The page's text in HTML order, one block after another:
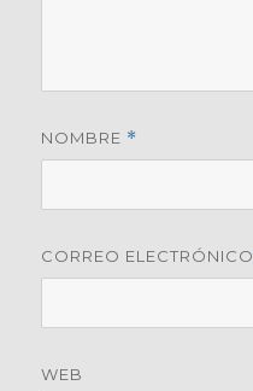
NOMBRE *
CORREO ELECTRÓNICO
WEB